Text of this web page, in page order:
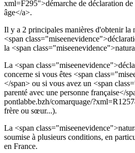
xml=F295">démarche de déclaration
âge</a>.
Il y a 2 principales manières d'obtenir la
<span
la <span
La <span
concerne si vous êtes <span
</span> ou si vous avez un <span
parenté avec une personne française</
pontlabbe.bzh/comarquage/
frère ou sœur...).
La <span
soumise à plusieurs conditions, en
en France.